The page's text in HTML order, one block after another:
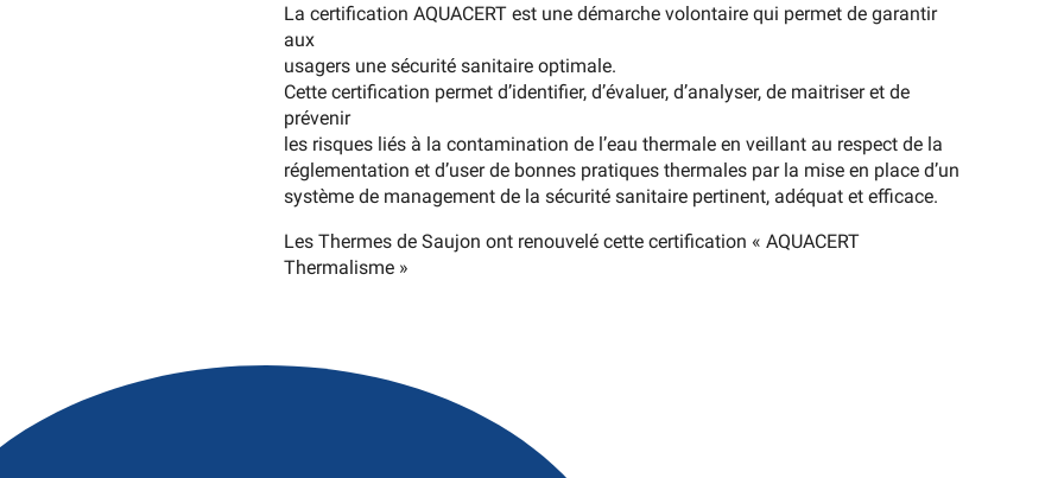
La certification AQUACERT est une démarche volontaire qui permet de garantir
aux
usagers une sécurité sanitaire optimale.
Cette certification permet d’identifier, d’évaluer, d’analyser, de maitriser et de
prévenir
les risques liés à la contamination de l’eau thermale en veillant au respect de la
réglementation et d’user de bonnes pratiques thermales par la mise en place d’un
système de management de la sécurité sanitaire pertinent, adéquat et efficace.
Les Thermes de Saujon ont renouvelé cette certification « AQUACERT
Thermalisme »